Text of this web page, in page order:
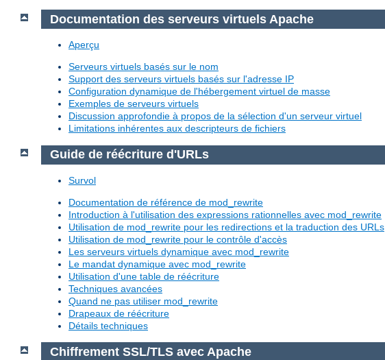
Documentation des serveurs virtuels Apache
Aperçu
Serveurs virtuels basés sur le nom
Support des serveurs virtuels basés sur l'adresse IP
Configuration dynamique de l'hébergement virtuel de masse
Exemples de serveurs virtuels
Discussion approfondie à propos de la sélection d'un serveur virtuel
Limitations inhérentes aux descripteurs de fichiers
Guide de réécriture d'URLs
Survol
Documentation de référence de mod_rewrite
Introduction à l'utilisation des expressions rationnelles avec mod_rewrite
Utilisation de mod_rewrite pour les redirections et la traduction des URLs
Utilisation de mod_rewrite pour le contrôle d'accès
Les serveurs virtuels dynamique avec mod_rewrite
Le mandat dynamique avec mod_rewrite
Utilisation d'une table de réécriture
Techniques avancées
Quand ne pas utiliser mod_rewrite
Drapeaux de réécriture
Détails techniques
Chiffrement SSL/TLS avec Apache